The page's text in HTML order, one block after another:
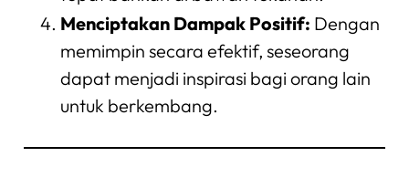
Menciptakan Dampak Positif: Dengan
memimpin secara efektif, seseorang
dapat menjadi inspirasi bagi orang lain
untuk berkembang.